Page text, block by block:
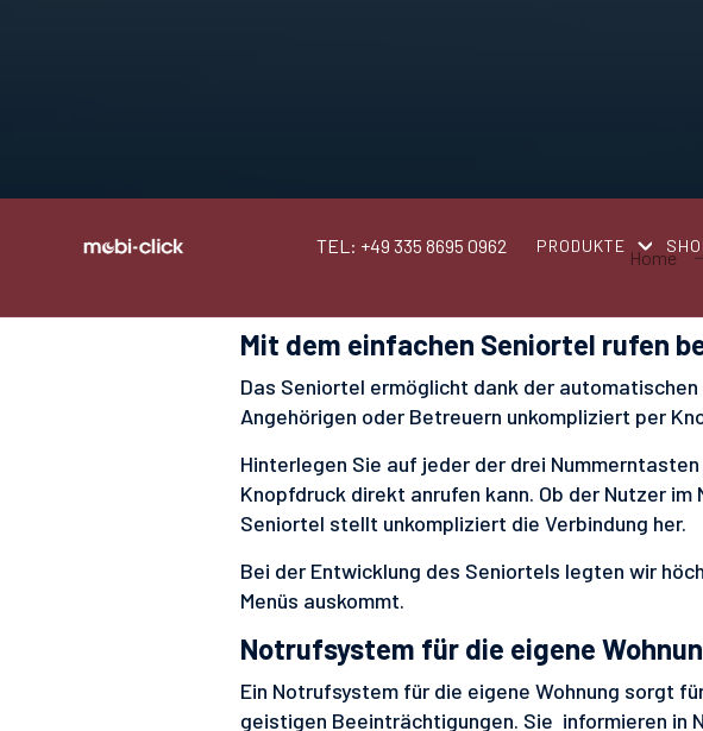
TEL: +49 335 8695 0962 PRODUKTE
Home
Mit dem einfachen Seniortel rufen
Das Seniortel ermöglicht dank der
Angehörigen oder Betreuern unkompliziert per
Hinterlegen Sie auf jeder der drei
Knopfdruck direkt anrufen kann. Ob der Nutzer
Seniortel stellt unkompliziert die Verbindung her.
Bei der Entwicklung des Seniortels legten wir
Menüs auskommt.
Notrufsystem für die eigene
Ein Notrufsystem für die eigene Wohnung sorgt
geistigen Beeinträchtigungen. Sie informieren in